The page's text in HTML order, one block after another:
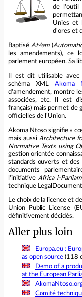
de l'outil
Unies et
d'ores et
Baptisé At4am(
les amendements), ce
parlement européen. Sa
Il est dit utilisable
schéma XML Akoma
d'amendement, montre
associées, etc. Il est
français) mais permet de
officielles de l'Union.
Akoma Ntoso signifie «
mais aussi Architecture
Normative Texts using
gestion orientée
standards ouverts et des
documents
l'initiative Africa i-
technique
Le choix de la licence et
Union Public License
définitivement décidés.
Aller plus loin
Europa.eu :
as open source(118
Demo of a
at the European
Comité